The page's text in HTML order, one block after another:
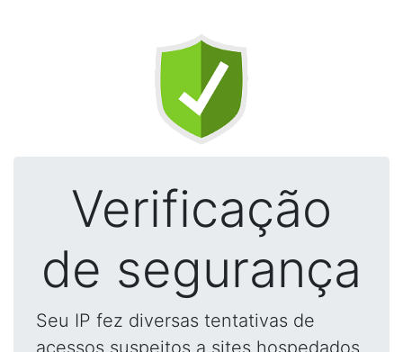
Verificação
de segurança
Seu IP fez diversas tentativas de
acessos suspeitos a sites hospedados